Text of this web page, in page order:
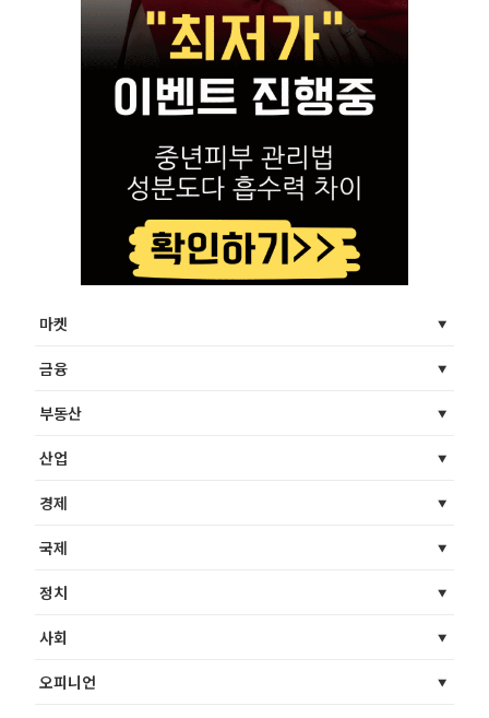
마켓
금융
부동산
산업
경제
국제
정치
사회
오피니언